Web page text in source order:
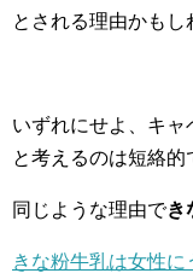
とされる理由かもし
いずれにせよ、キャ
と考えるのは短絡的
同じような理由でき
きな粉牛乳は女性